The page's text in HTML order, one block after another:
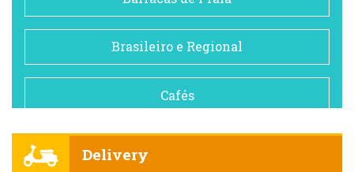
Brasileiro e Regional
Cafés
Delivery